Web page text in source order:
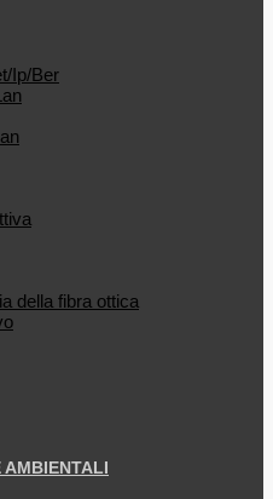
Ip/Ber
della fibra ottica
AMBIENTALI